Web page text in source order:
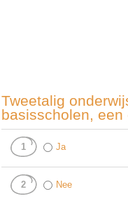
Tweetalig
basisscholen, een
1 Ja
2 Nee